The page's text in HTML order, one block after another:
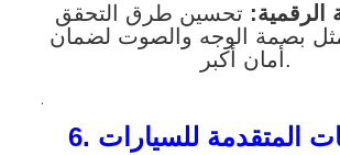
الرقمية: تحسين طرق التحقق
بصمة الوجه والصوت لضمان
أمان أكبر.
.